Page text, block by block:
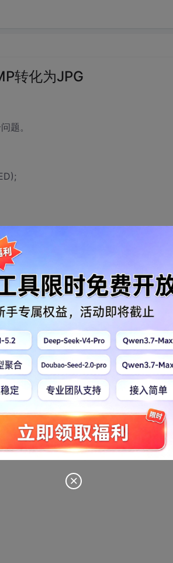
转化为JPG
题。